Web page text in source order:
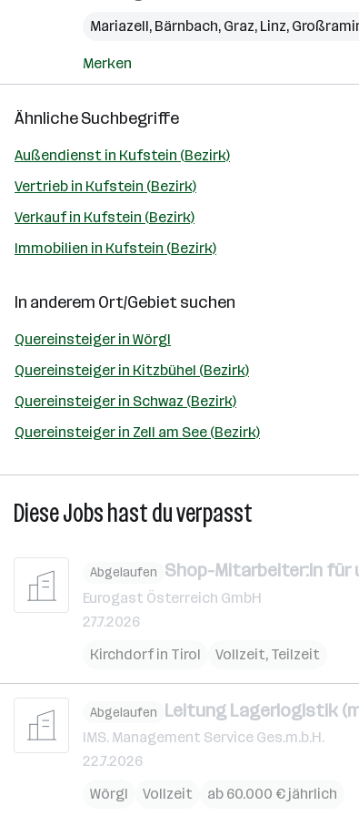
Mariazell, Bärnbach, Graz, Linz,
Merken
Ähnliche Suchbegriffe
Außendienst in Kufstein (Bezirk)
Vertrieb in Kufstein (Bezirk)
Verkauf in Kufstein (Bezirk)
Immobilien in Kufstein (Bezirk)
In anderem Ort/Gebiet suchen
Quereinsteiger in Wörgl
Quereinsteiger in Kitzbühel (Bezirk)
Quereinsteiger in Schwaz (Bezirk)
Quereinsteiger in Zell am See (Bezirk)
Diese Jobs hast du verpasst
Abgelaufen Shop-Mitarbeiter:in für
Eurogast Österreich GmbH
27.7.2026
Kirchdorf in Tirol
Vollzeit, Teilzeit
Abgelaufen Leitung Lagerlogistik
IMS. Management Service Ges.m.b.H.
22.7.2026
Wörgl
Vollzeit ab 60.000 € jährlich